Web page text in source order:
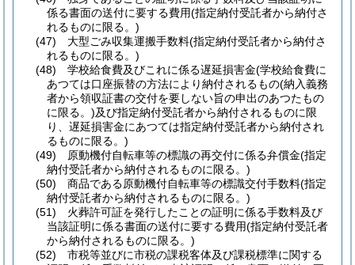
係る書面の送付に要する費用(指定納付受託者から納付さ
れるものに限る。)
(47)
大型ごみ収集運搬手数料(指定納付受託者から納付さ
れるものに限る。)
(48)
学校給食費及びこれに係る遅延損害金(学校給食費に
あつては口座振替の方法により納付されるもの(納入義務
者から領収証書の交付を要しない旨の申出のあつたもの
に限る。)及び指定納付受託者から納付されるものに限
り、遅延損害金にあつては指定納付受託者から納付され
るものに限る。)
(49)
原動機付自転車等の標識の再交付に係る弁償金(指定
納付受託者から納付されるものに限る。)
(50)
商品である原動機付自転車等の標識交付手数料(指定
納付受託者から納付されるものに限る。)
(51)
火葬許可証を発行したことの証明に係る手数料及び
当該証明に係る書面の送付に要する費用(指定納付受託者
から納付されるものに限る。)
(52)
市税等並びに市税の課税客体及び課税標準に関する